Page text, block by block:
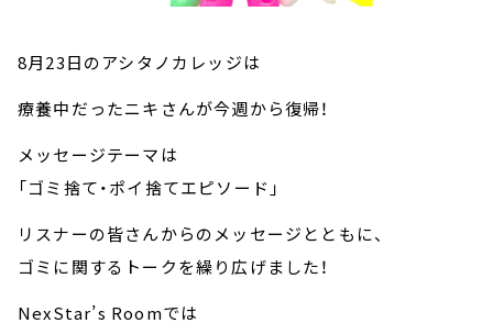
8月23日のアシタノカレッジは
療養中だったニキさんが今週から復帰！
メッセージテーマは
「ゴミ捨て・ポイ捨てエピソード」
リスナーの皆さんからのメッセージとともに、
ゴミに関するトークを繰り広げました！
NexStar’s Roomでは